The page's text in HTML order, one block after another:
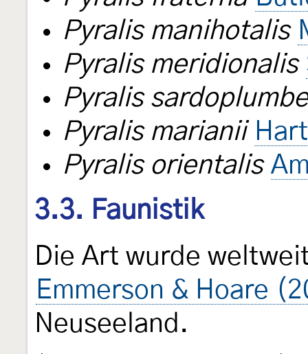
Pyralis manihotalis
Pyralis meridionalis
Pyralis
Pyralis marianii
Pyralis orientalis
3.3. Faunistik
Die Art wurde
Emmerson & Hoare
Neuseeland.